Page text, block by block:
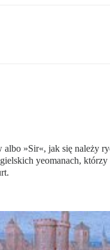
»Sir«, jak się należy
yeomanach,